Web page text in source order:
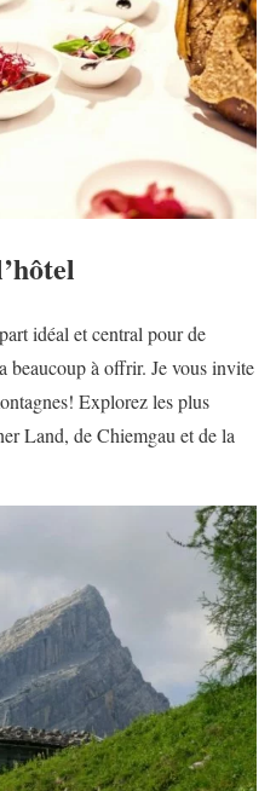
idéal et central pour de
beaucoup à offrir. Je vous invite
Explorez les plus
Land, de Chiemgau et de la